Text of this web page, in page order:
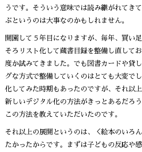
うです。そういう意味では読み継がれてき
ぶというのは大事なのかもしれません。
開園して５年目になりますが、毎年、買い
そろリスト化して蔵書目録を整備し直して
度か試みてきました。でも図書カードや貸
グな方式で整備していくのはとても大変で
化してみた時期もあったのですが、それ以
新しいデジタル化の方法がきっとあるだろ
この方法を教えていただいたのです。
それ以上の展開というのは、＜絵本のいろ
たかったからです。まずは子どもの反応や